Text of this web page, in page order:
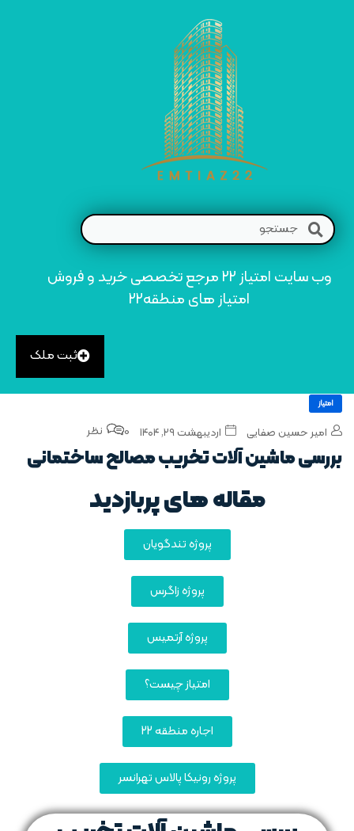
وب سایت امتیاز 22 مرجع تخصصی خرید و فروش
امتیاز های منطقه22
ثبت ملک
امتیاز
امیر حسین صفایی اردیبهشت ۲۹, ۱۴۰۴ 0 نظر
بررسی ماشین‌ آلات تخریب مصالح ساختمانی
مقاله های پربازدید
پروژه تندگویان
پروژه زاگرس
پروژه آرتمیس
امتیاز چیست؟
اجاره منطقه 22
پروژه رونیکا پالاس تهرانسر